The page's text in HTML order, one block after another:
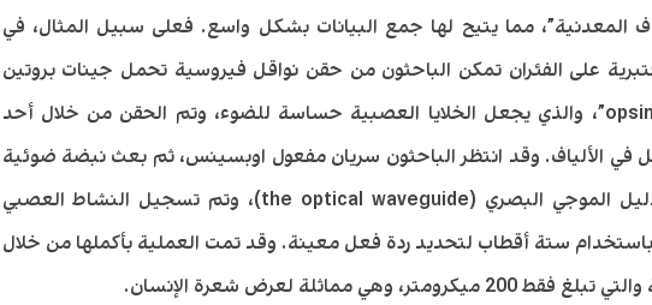
المعدنية”، مما يتيح لها جمع البيانات بشكل واسع. فعلى سبيل المثال، في
على الفئران تمكن الباحثون من حقن نواقل فيروسية تحمل جينات بروتين
اوبسينس”opsins”، والذي يجعل الخلايا العصبية حساسة للضوء، وتم الحقن من خلال أحد
في الألياف. وقد انتظر الباحثون سريان مفعول اوبسينس، ثم بعث نبضة ضوئية
من خلال الدليل الموجي البصري (the optical waveguide)، وتم تسجيل النشاط العصبي
باستخدام ستة أقطاب لتحديد ردة فعل معينة. وقد تمت العملية بأكملها من خلال
ميكرومتر، وهي مماثلة لعرض شعرة الإنسان.